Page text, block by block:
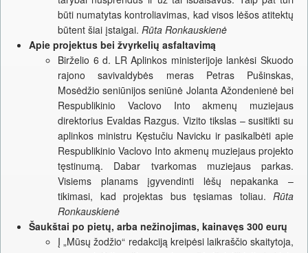
būti numatytas kontroliavimas, kad visos lėšos atitektų
būtent šiai įstaigai. Rūta Ronkauskienė
Apie projektus bei žvyrkelių asfaltavimą
Birželio 6 d. LR Aplinkos ministerijoje lankėsi Skuodo
rajono savivaldybės meras Petras Pušinskas,
Mosėdžio seniūnijos seniūnė Jolanta Ažondenienė bei
Respublikinio Vaclovo Into akmenų muziejaus
direktorius Evaldas Razgus. Vizito tikslas – susitikti su
aplinkos ministru Kęstučiu Navicku ir pasikalbėti apie
Respublikinio Vaclovo Into akmenų muziejaus projekto
tęstinumą. Dabar tvarkomas muziejaus parkas.
Visiems planams įgyvendinti lėšų nepakanka –
tikimasi, kad projektas bus tęsiamas toliau. Rūta
Ronkauskienė
Šaukštai po pietų, arba nežinojimas, kainavęs 300 eurų
Į „Mūsų žodžio“ redakciją kreipėsi laikraščio skaitytoja,